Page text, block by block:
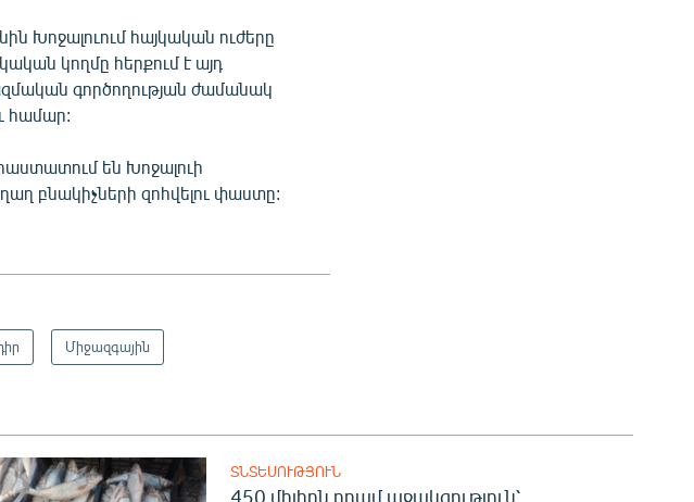
Խոջալուում հայկական ուժերը
կողմը հերքում է այդ
գործողության ժամանակ
համար:
են Խոջալուի
բնակիչների զոհվելու փաստը:
Միջազգային
ՏՆՏԵՍՈՒԹՅՈՒՆ
450 միլիոն դրամ աջակցություն՝